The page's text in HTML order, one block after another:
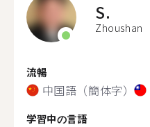
S.
Zhoushan
流暢
中国語（簡体字）
学習中の言語